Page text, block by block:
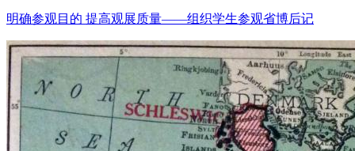
明确参观目的 提高观展质量——组织学生参观省博后记